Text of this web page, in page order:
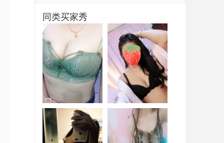
同类买家秀